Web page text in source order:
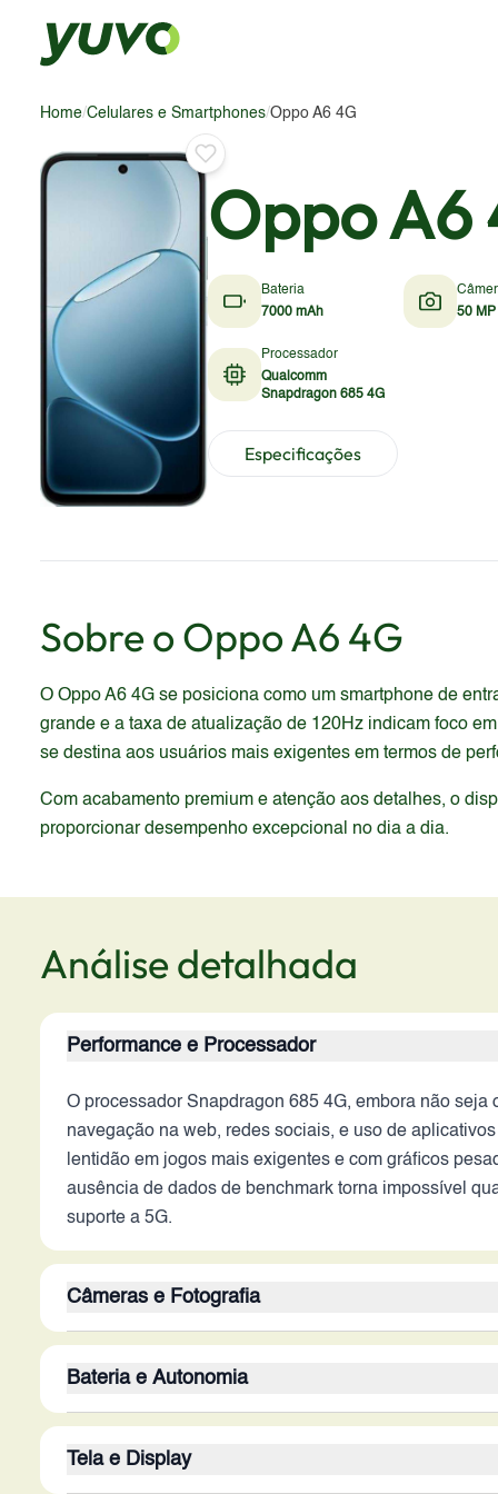
Home/Celulares e Smartphones/Oppo A6 4G
Oppo A6
Bateria
7000 mAh
50 MP
Processador
Qualcomm
Snapdragon 685 4G
Especificações
Sobre o OppoA6 4G
O Oppo A6 4G se posiciona como um smartphone de
grande e a taxa de atualização de 120Hz indicam foco
se destina aos usuários mais exigentes em termos de
Com acabamento premium e atenção aos detalhes, o
proporcionar desempenho excepcional no dia a dia.
Análise detalhada
Performance e Processador
O processador Snapdragon 685 4G, embora não
navegação na web, redes sociais, e uso de
lentidão em jogos mais exigentes e com gráficos
ausência de dados de benchmark torna impossível
suporte a 5G.
Câmeras e Fotografia
recursos de software. A ausência de estabilização
adequada para selfies e videochamadas, oferecendo
Bateria e Autonomia
com folga. A ausência de informações sobre a
Tela e Display